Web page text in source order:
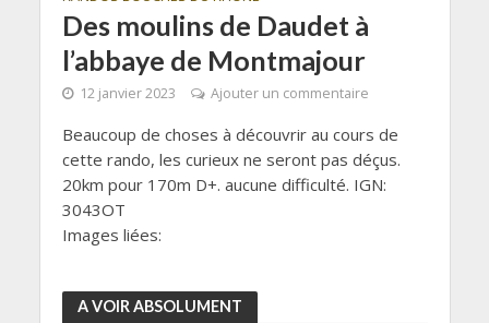
Des moulins de Daudet à
l’abbaye de Montmajour
12 janvier 2023 Ajouter un commentaire
Beaucoup de choses à découvrir au cours de
cette rando, les curieux ne seront pas déçus.
20km pour 170m D+. aucune difficulté. IGN:
3043OT
Images liées:
A VOIR ABSOLUMENT